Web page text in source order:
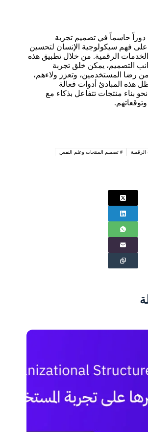
دوراً حاسماً في تصميم تجربة
فهم سيكولوجية الإنسان لتحسين
الرقمية. من خلال تطبيق هذه
التصميم، يمكن خلق تجربة
رضا المستخدمين، وتعزز ولاءهم،
هذه المبادئ أدوات فعالة
بناء منتجات تتفاعل بذكاء مع
# تصميم المنتجات وعلم النفس